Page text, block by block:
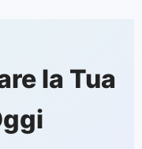
la Tua